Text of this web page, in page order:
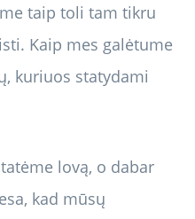
taip toli tam tikru
Kaip mes galėtume
kuriuos statydami
lovą, o dabar
kad mūsų